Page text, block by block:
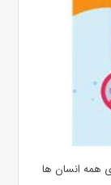
همه انسان ها